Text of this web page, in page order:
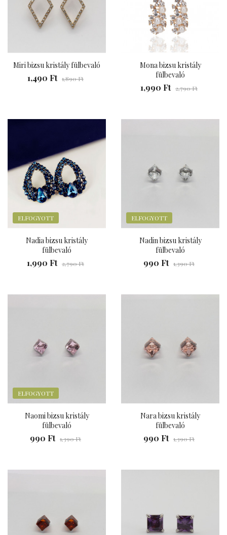
Miri bizsu kristály fülbevaló
1,490 Ft 1,890 Ft
Mona bizsu kristály
fülbevaló
1,990 Ft 2,790 Ft
ELFOGYOTT
Nadia bizsu kristály
fülbevaló
1,990 Ft 2,790 Ft
ELFOGYOTT
Nadin bizsu kristály
fülbevaló
990 Ft 1,390 Ft
ELFOGYOTT
Naomi bizsu kristály
fülbevaló
990 Ft 1,390 Ft
Nara bizsu kristály
fülbevaló
990 Ft 1,390 Ft